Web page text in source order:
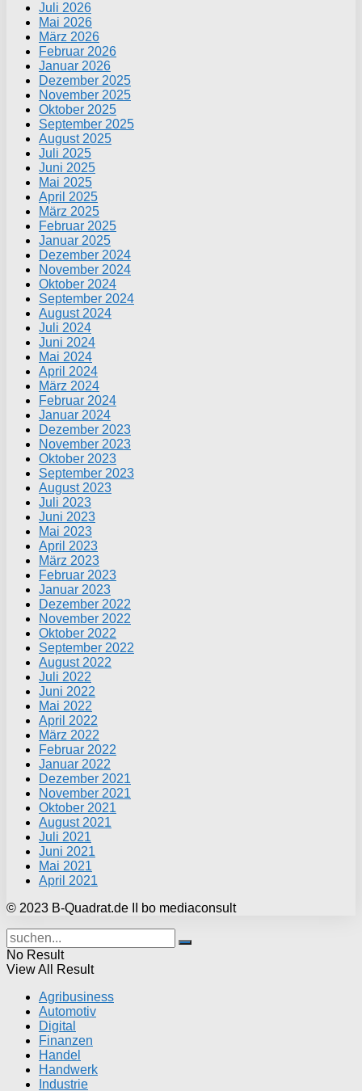
Juli 2026
Mai 2026
März 2026
Februar 2026
Januar 2026
Dezember 2025
November 2025
Oktober 2025
September 2025
August 2025
Juli 2025
Juni 2025
Mai 2025
April 2025
März 2025
Februar 2025
Januar 2025
Dezember 2024
November 2024
Oktober 2024
September 2024
August 2024
Juli 2024
Juni 2024
Mai 2024
April 2024
März 2024
Februar 2024
Januar 2024
Dezember 2023
November 2023
Oktober 2023
September 2023
August 2023
Juli 2023
Juni 2023
Mai 2023
April 2023
März 2023
Februar 2023
Januar 2023
Dezember 2022
November 2022
Oktober 2022
September 2022
August 2022
Juli 2022
Juni 2022
Mai 2022
April 2022
März 2022
Februar 2022
Januar 2022
Dezember 2021
November 2021
Oktober 2021
August 2021
Juli 2021
Juni 2021
Mai 2021
April 2021
© 2023 B-Quadrat.de II bo mediaconsult
No Result
View All Result
Agribusiness
Automotiv
Digital
Finanzen
Handel
Handwerk
Industrie